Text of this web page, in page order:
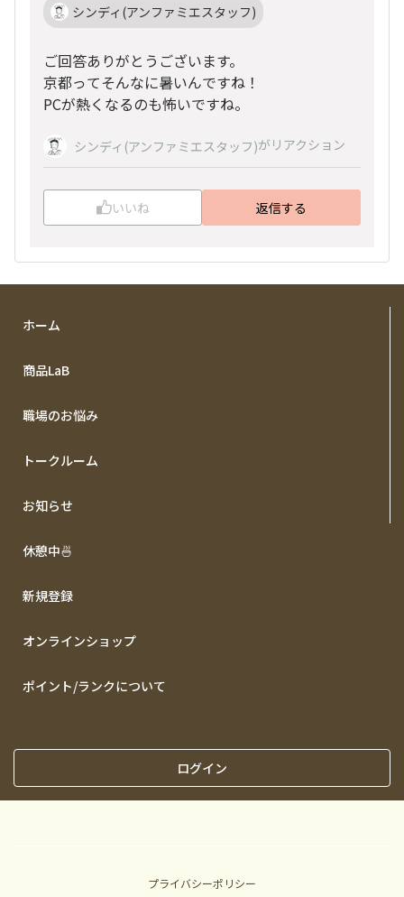
シンディ(アンファミエスタッフ)
ご回答ありがとうございます。
京都ってそんなに暑いんですね！
PCが熱くなるのも怖いですね。
シンディ(アンファミエスタッフ)がリアクション
いいね 返信する
ホーム
商品LaB
職場のお悩み
トークルーム
お知らせ
休憩中🍜
新規登録
オンラインショップ
ポイント/ランクについて
ログイン
プライバシーポリシー